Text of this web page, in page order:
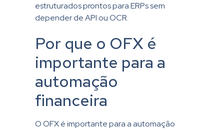
estruturados prontos para ERPs sem
depender de API ou OCR.
Por que o OFX é
importante para a
automação
financeira
O OFX é importante para a automação